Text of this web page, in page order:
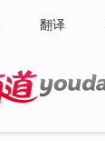
翻译